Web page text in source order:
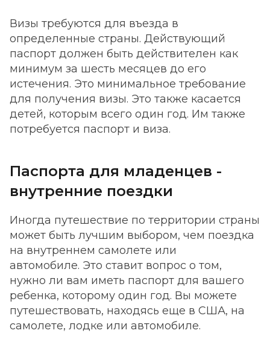
Визы требуются для въезда в
определенные страны. Действующий
паспорт должен быть действителен как
минимум за шесть месяцев до его
истечения. Это минимальное требование
для получения визы. Это также касается
детей, которым всего один год. Им также
потребуется паспорт и виза.
Паспорта для младенцев -
внутренние поездки
Иногда путешествие по территории страны
может быть лучшим выбором, чем поездка
на внутреннем самолете или
автомобиле. Это ставит вопрос о том,
нужно ли вам иметь паспорт для вашего
ребенка, которому один год. Вы можете
путешествовать, находясь еще в США, на
самолете, лодке или автомобиле.